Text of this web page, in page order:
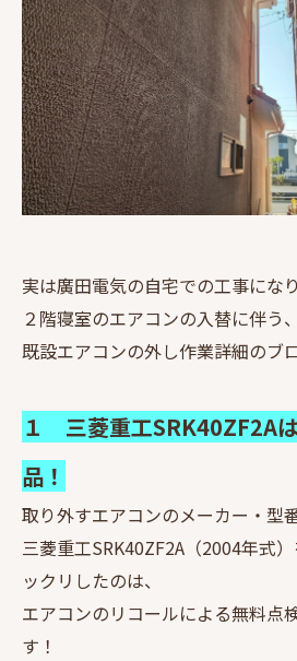
実は廣田電気の自宅での工事にな
２階寝室のエアコンの入替に伴う、
既設エアコンの外し作業詳細のブ
１ 三菱重工SRK40ZF2A
品！
取り外すエアコンのメーカー・型
三菱重工SRK40ZF2A（2004年式
ックリしたのは、
エアコンのリコールによる無料点
す！